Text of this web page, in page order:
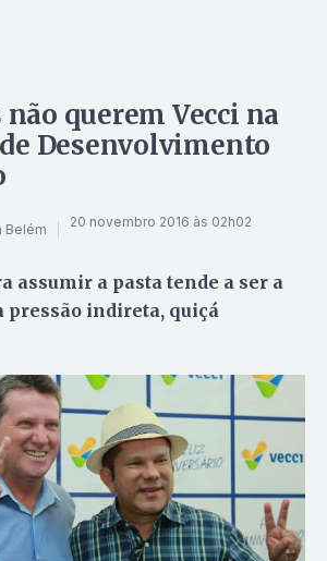
querem Vecci na
Desenvolvimento
Belém 20 novembro 2016 às 02h02
assumir a pasta tende a ser a
pressão indireta, quiçá